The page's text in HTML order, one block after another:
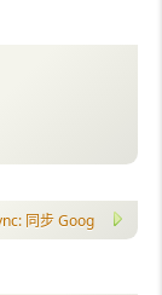
同步 Google 日历到